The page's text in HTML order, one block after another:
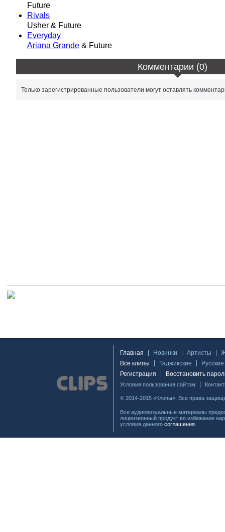
Future
Rivals
Usher & Future
Everyday
Ariana Grande & Future
Комментарии (0)
Только зарегистрированные пользователи могут оставлять
Главная Новинки Артисты
Все клипы
Таджикские
Русские
Регистрация
Восстановить
Условия пользования сайтом
© 2014-2015 «Клипы». Все права
Все аудиовизуальные материалы
лицензионный продукт во избежание
условия данного соглашения